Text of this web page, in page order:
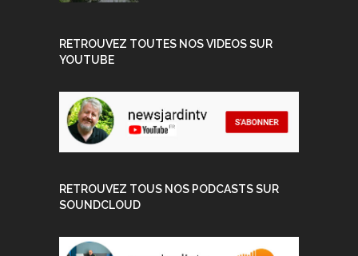
RETROUVEZ TOUTES NOS VIDEOS SUR
YOUTUBE
RETROUVEZ TOUS NOS PODCASTS SUR
SOUNDCLOUD